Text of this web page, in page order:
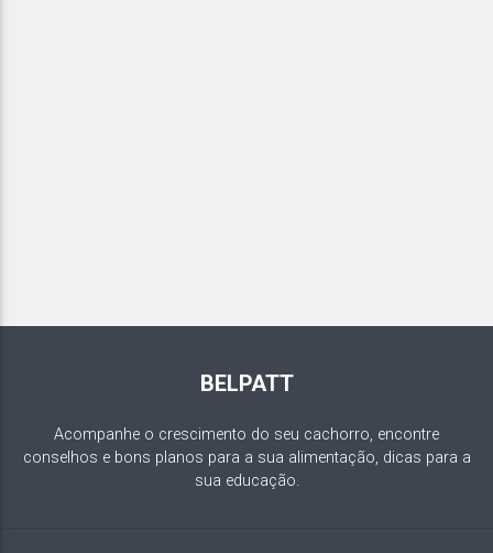
BELPATT
Acompanhe o crescimento do seu cachorro, encontre
conselhos e bons planos para a sua alimentação, dicas para a
sua educação.